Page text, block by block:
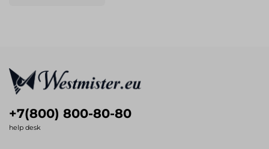
+7(800) 800-80-80
help desk